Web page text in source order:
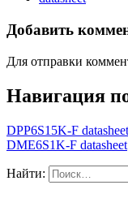
Добавить
Для отправки
Навигация
DPP6S15K-F datasheet
DME6S1K-F datasheet
Найти: